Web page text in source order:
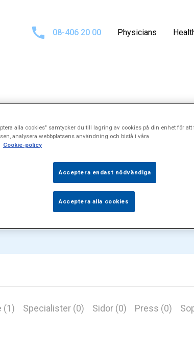
08-406 20 00 Physicians
for
(1) Specialister (0) Sidor (0) Press (0)
alla cookies" samtycker du till lagring av cookies på din enhet för att
analysera webbplatsens användning och bistå i våra
Cookie-policy
Acceptera endast nödvändiga
Acceptera alla cookies